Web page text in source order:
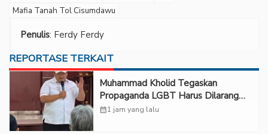
Mafia Tanah Tol Cisumdawu
Penulis: Ferdy Ferdy
REPORTASE TERKAIT
Muhammad Kholid Tegaskan
Propaganda LGBT Harus Dilarang
dan Minta Negara Melindungi Korban
calendar_month1 jam yang lalu